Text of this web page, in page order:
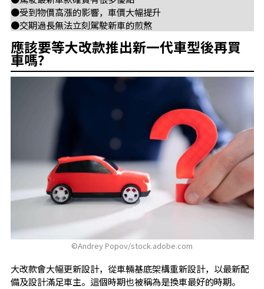
●受到物價高漲的影響，車價大幅提升
●交期過長無法立刻駕駛新車的煎熬
應該要等大改款推出新一代車型後再買
車嗎?
©Andrey Popov/stock.adobe.com
大改款會大幅更新設計，從車輛基底架構重新設計，以最新配
備及設計滿足車主。這個時期也被稱為是換車最好的時期。